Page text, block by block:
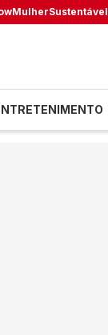
MulherSustentável